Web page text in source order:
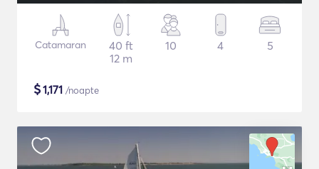
Catamaran
40 ft
12 m
10 4 5
$1,171 /noapte